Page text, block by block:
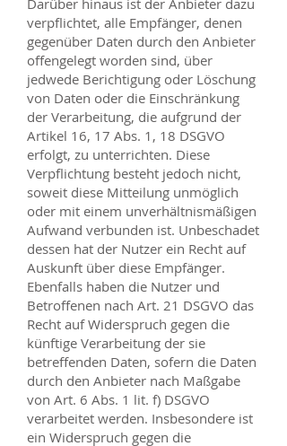
Darüber hinaus ist der Anbieter dazu
verpflichtet, alle Empfänger, denen
gegenüber Daten durch den Anbieter
offengelegt worden sind, über
jedwede Berichtigung oder Löschung
von Daten oder die Einschränkung
der Verarbeitung, die aufgrund der
Artikel 16, 17 Abs. 1, 18 DSGVO
erfolgt, zu unterrichten. Diese
Verpflichtung besteht jedoch nicht,
soweit diese Mitteilung unmöglich
oder mit einem unverhältnismäßigen
Aufwand verbunden ist. Unbeschadet
dessen hat der Nutzer ein Recht auf
Auskunft über diese Empfänger.
Ebenfalls haben die Nutzer und
Betroffenen nach Art. 21 DSGVO das
Recht auf Widerspruch gegen die
künftige Verarbeitung der sie
betreffenden Daten, sofern die Daten
durch den Anbieter nach Maßgabe
von Art. 6 Abs. 1 lit. f) DSGVO
verarbeitet werden. Insbesondere ist
ein Widerspruch gegen die